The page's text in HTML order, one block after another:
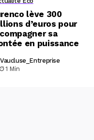
lève 300
d’euros pour
sa
en puissance
Vaucluse_Entreprise
1 Min